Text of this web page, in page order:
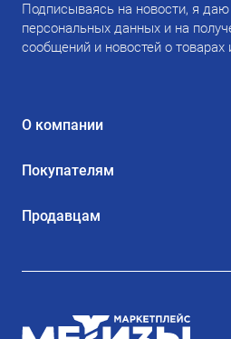
Подписываясь на новости, я даю
персональных данных и на
сообщений и новостей о товарах
О компании
Покупателям
Продавцам